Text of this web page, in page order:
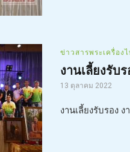
ข่าวสารพระเครื่อง
งานเลี้ยงรับ
13 ตุลาคม 2022
งานเลี้ยงรับรอง